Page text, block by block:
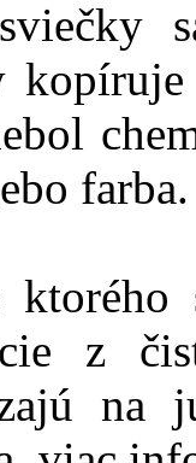
farba.
ktorého
z
na